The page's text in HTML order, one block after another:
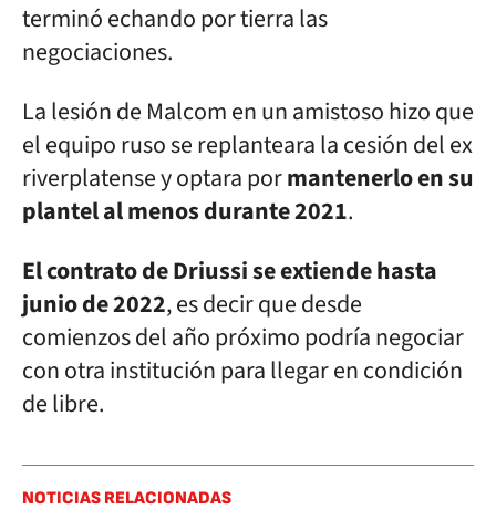
terminó echando por tierra las
negociaciones.
La lesión de Malcom en un amistoso hizo que
el equipo ruso se replanteara la cesión del ex
riverplatense y optara pormantenerlo en su
plantel al menos durante 2021.
El contrato de Driussi se extiende hasta
junio de 2022, es decir que desde
comienzos del año próximo podría negociar
con otra institución para llegar en condición
de libre.
NOTICIAS RELACIONADAS